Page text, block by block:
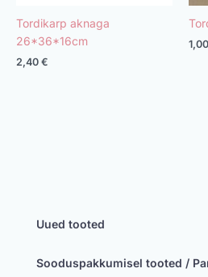
Uued tooted
Sooduspakkumisel tooted /
Tordikarp aknaga
26*36*16cm
2,40 €
1,00